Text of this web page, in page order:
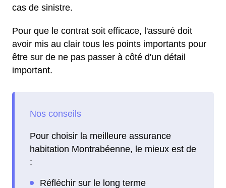
cas de sinistre.
Pour que le contrat soit efficace, l'assuré doit
avoir mis au clair tous les points importants pour
être sur de ne pas passer à côté d'un détail
important.
Pour choisir la meilleure assurance
habitation Montrabéenne, le mieux est de
: